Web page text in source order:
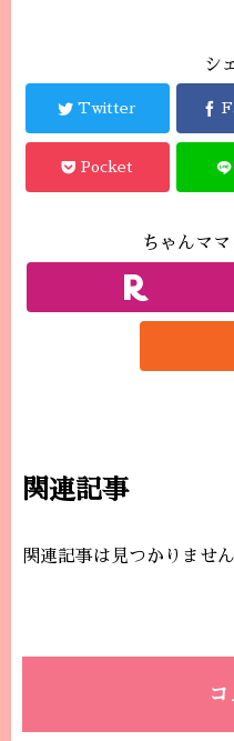
シ
Twitter
Pocket
ちゃんマ
関連記事
関連記事は見つかりません
コ